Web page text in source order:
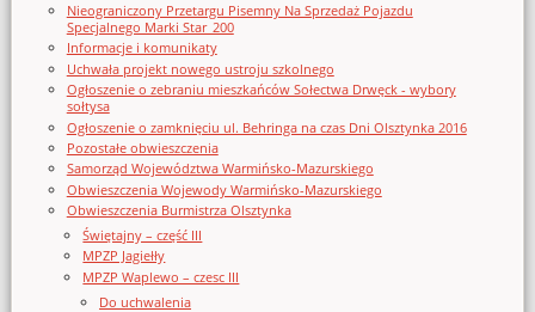
Nieograniczony Przetargu Pisemny Na Sprzedaż Pojazdu
Specjalnego Marki Star_200
Informacje i komunikaty
Uchwała projekt nowego ustroju szkolnego
Ogłoszenie o zebraniu mieszkańców Sołectwa Drwęck - wybory
sołtysa
Ogłoszenie o zamknięciu ul. Behringa na czas Dni Olsztynka 2016
Pozostałe obwieszczenia
Samorząd Województwa Warmińsko-Mazurskiego
Obwieszczenia Wojewody Warmińsko-Mazurskiego
Obwieszczenia Burmistrza Olsztynka
Świętajny – część III
MPZP Jagiełły
MPZP Waplewo – czesc III
Do uchwalenia